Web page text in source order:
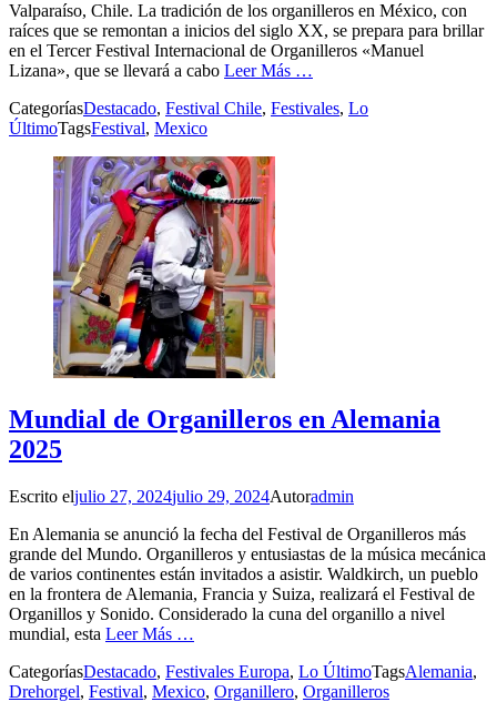
Valparaíso, Chile. La tradición de los organilleros en México, con
raíces que se remontan a inicios del siglo XX, se prepara para brillar
en el Tercer Festival Internacional de Organilleros «Manuel
Lizana», que se llevará a cabo Leer Más …
CategoríasDestacado, Festival Chile, Festivales, Lo
ÚltimoTagsFestival, Mexico
Mundial de Organilleros en Alemania
2025
Escrito eljulio 27, 2024julio 29, 2024Autoradmin
En Alemania se anunció la fecha del Festival de Organilleros más
grande del Mundo. Organilleros y entusiastas de la música mecánica
de varios continentes están invitados a asistir. Waldkirch, un pueblo
en la frontera de Alemania, Francia y Suiza, realizará el Festival de
Organillos y Sonido. Considerado la cuna del organillo a nivel
mundial, esta Leer Más …
CategoríasDestacado, Festivales Europa, Lo ÚltimoTagsAlemania,
Drehorgel, Festival, Mexico, Organillero, Organilleros